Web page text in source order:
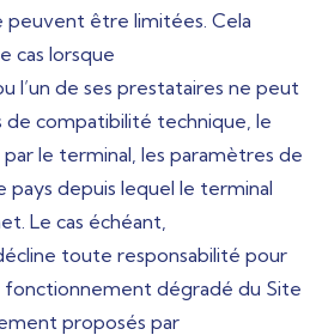
peuvent être limitées. Cela
cas lorsque
l’un de ses prestataires ne peut
de compatibilité technique, le
le terminal, les paramètres de
pays depuis lequel le terminal
Le cas échéant,
toute responsabilité pour
fonctionnement dégradé du Site
proposés par